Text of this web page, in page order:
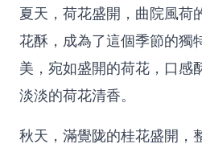
夏天，荷花盛開，曲院風
花酥，成為了這個季節的獨
美，宛如盛開的荷花，口感
淡淡的荷花清香。
秋天，滿覺陇的桂花盛開，